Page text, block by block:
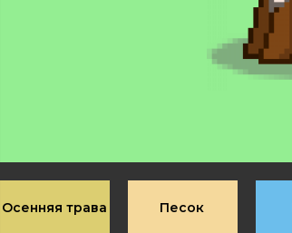
Осенняя трава Песок